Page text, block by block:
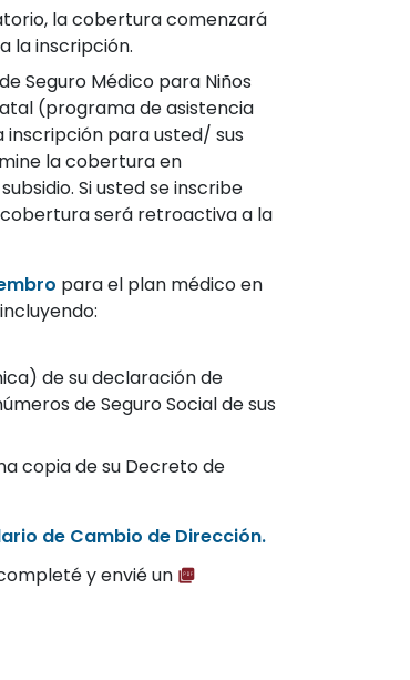
la cobertura comenzará
la inscripción.
Seguro Médico para Niños
(programa de asistencia
inscripción para usted/ sus
la cobertura en
Si usted se inscribe
será retroactiva a la
para el plan médico en
de su declaración de
de Seguro Social de sus
copia de su Decreto de
de Cambio de Dirección.
y envié un